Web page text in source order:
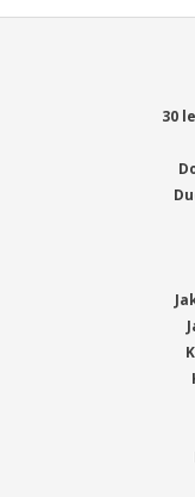
30